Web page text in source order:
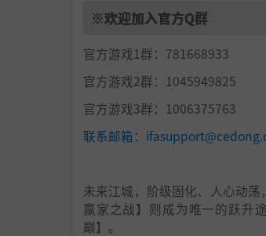
※欢迎加入官方Q群
官方游戏1群：781668933
官方游戏2群：1045949825
官方游戏3群：1006375763
联系邮箱：
未来江城，阶级固化、人心动
赢家之战】则成为唯一的跃升
巅】。